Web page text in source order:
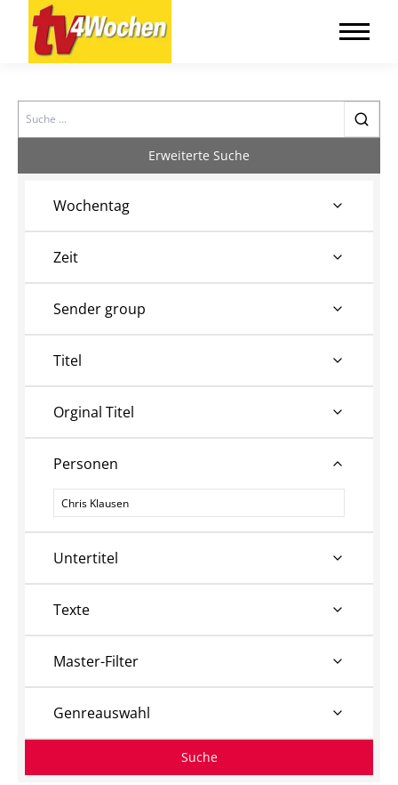
Search
Erweiterte Suche
Wochentag
Zeit
Sender group
Titel
Orginal Titel
Personen
Personen
Untertitel
Texte
Master-Filter
Genreauswahl
Suche